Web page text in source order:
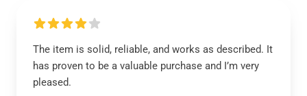
The item is solid, reliable, and works as described. It
has proven to be a valuable purchase and I’m very
pleased.